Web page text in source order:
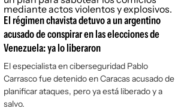
El régimen chavista detuvo a un argentino
acusado de conspirar en las elecciones de
Venezuela: ya lo liberaron
El especialista en ciberseguridad Pablo
Carrasco fue detenido en Caracas acusado de
planificar ataques, pero ya está liberado y a
salvo.